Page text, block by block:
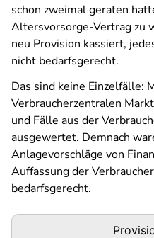
schon zweimal geraten
Altersvorsorge-Vertrag zu
neu Provision kassiert,
nicht bedarfsgerecht.
Das sind keine Einzelfälle:
Verbraucherzentralen
und Fälle aus der
ausgewertet. Demnach
Anlagevorschläge von
Auffassung der
bedarfsgerecht.
Podigee-